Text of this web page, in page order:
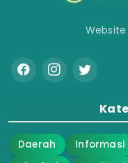
Website
Daerah Informasi